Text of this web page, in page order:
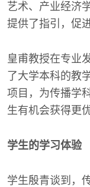
艺术、产业经济
提供了指引，促
皇甫教授在专业
了大学本科的教
项目，为传播学
生有机会获得更
学生的学习体验
学生殷青谈到，